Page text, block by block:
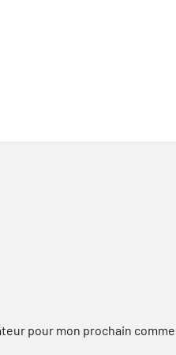
pour mon prochain